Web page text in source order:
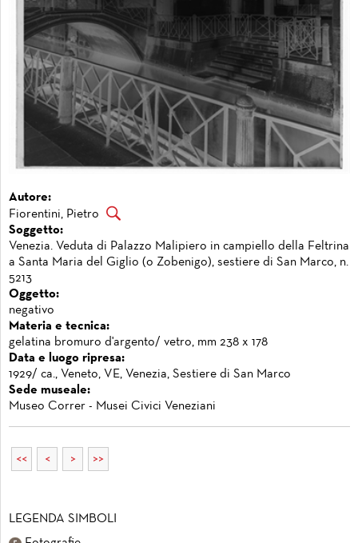
Autore:
Fiorentini, Pietro
Soggetto:
Venezia. Veduta di Palazzo Malipiero in campiello della Feltrina
a Santa Maria del Giglio (o Zobenigo), sestiere di San Marco, n.
5213
Oggetto:
negativo
Materia e tecnica:
gelatina bromuro d'argento/ vetro, mm 238 x 178
Data e luogo ripresa:
1929/ ca., Veneto, VE, Venezia, Sestiere di San Marco
Sede museale:
Museo Correr - Musei Civici Veneziani
<< < > >>
LEGENDA SIMBOLI